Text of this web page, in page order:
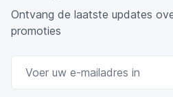
Ontvang de laatste updates
promoties